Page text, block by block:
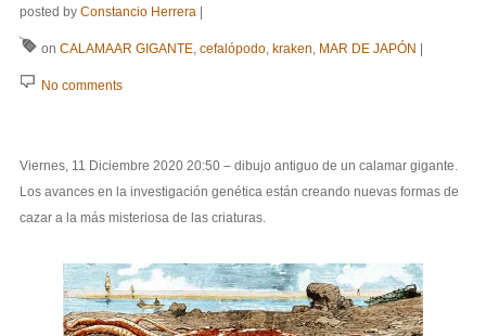
posted by Constancio Herrera|
on CALAMAAR GIGANTE, cefalópodo, kraken, MAR DE JAPÓN
No comments
Viernes, 11 Diciembre 2020 20:50 – dibujo antiguo de un calamar gigante.
Los avances en la investigación genética están creando nuevas formas de
cazar a la más misteriosa de las criaturas.